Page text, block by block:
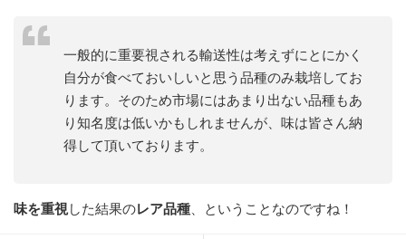
一般的に重要視される輸送性は考えずにとにかく
自分が食べておいしいと思う品種のみ栽培してお
ります。そのため市場にはあまり出ない品種もあ
り知名度は低いかもしれませんが、味は皆さん納
得して頂いております。
味を重視した結果のレア品種 、ということなのですね！